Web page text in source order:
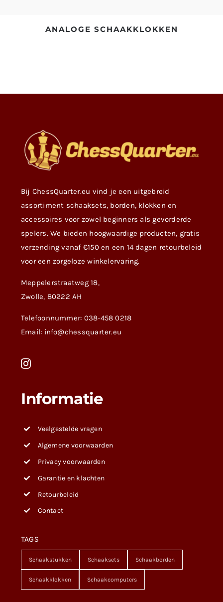
ANALOGE SCHAAKKLOKKEN
Bij ChessQuarter.eu vind je een uitgebreid
assortiment schaaksets, borden, klokken en
accessoires voor zowel beginners als gevorderde
spelers. We bieden hoogwaardige producten, gratis
verzending vanaf €150 en een 14 dagen retourbeleid
voor een zorgeloze winkelervaring.
Meppelerstraatweg 18,
Zwolle, 80222 AH
Telefoonnummer: 038-458 0218
Email: info@chessquarter.eu
Informatie
Veelgestelde vragen
Algemene voorwaarden
Privacy voorwaarden
Garantie en klachten
Retourbeleid
Contact
TAGS
Schaakstukken Schaaksets Schaakborden
Schaakklokken Schaakcomputers